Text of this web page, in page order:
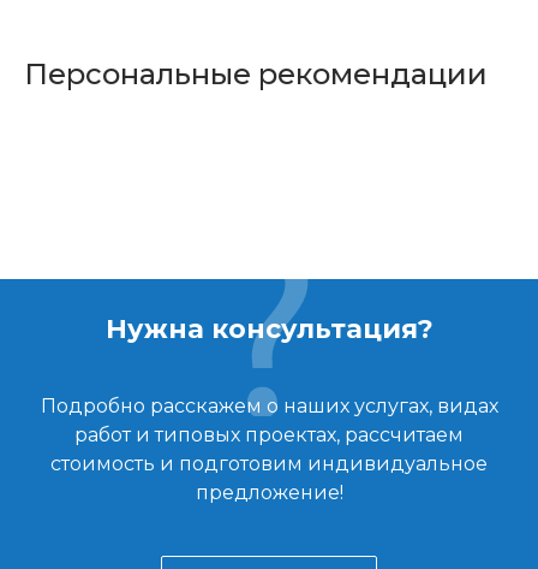
Персональные рекомендации
Нужна консультация?
Подробно расскажем о наших услугах, видах
работ и типовых проектах, рассчитаем
стоимость и подготовим индивидуальное
предложение!